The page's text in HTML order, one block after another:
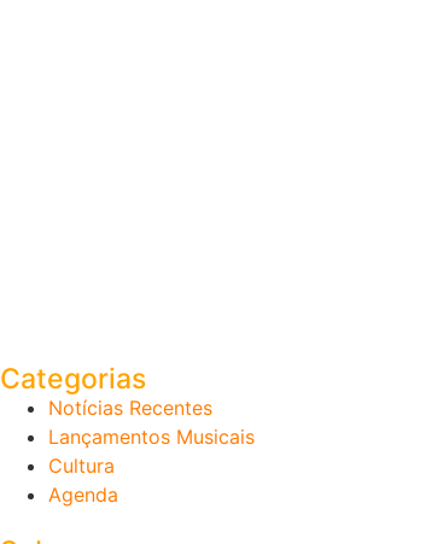
Categorias
Notícias Recentes
Lançamentos Musicais
Cultura
Agenda